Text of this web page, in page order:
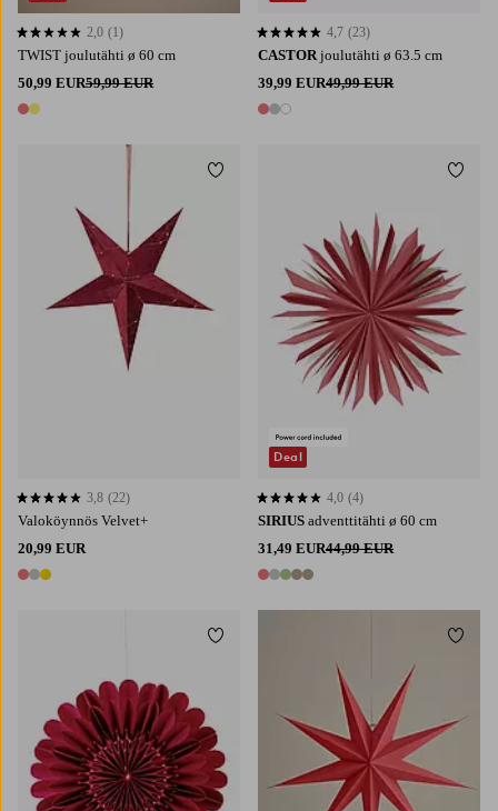
TWIST joulutähti ø 60 cm
50,99 EUR59,99 EUR
2 värejä
2,0 perustuen 1 arvosanaan
2,0 (1)
CASTOR joulutähti ø 63.5 cm
39,99 EUR49,99 EUR
3 värejä
4,7 perustuen 23 arvosanaan
4,7 (23)
Valoköynnös Velvet+
20,99 EUR
3 värejä
3,8 perustuen 22 arvosanaan
3,8 (22)
Lisää suosikkeihin
SIRIUS adventtitähti ø 60 cm
31,49 EUR44,99 EUR
5 värejä
4,0 perustuen 4 arvosanaan
4,0 (4)
Deal
Lisää
Lisää suosikkeihin Lisää